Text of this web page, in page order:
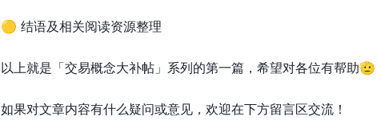
🟡 结语及相关阅读资源整理
以上就是「交易概念大补帖」系列的第一篇，希望对各位有帮助🫡
如果对文章内容有什么疑问或意见，欢迎在下方留言区交流！